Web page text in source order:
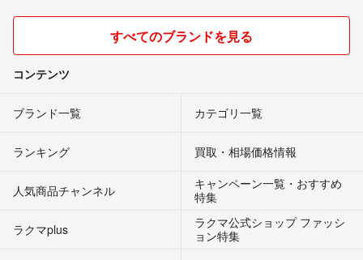
すべてのブランドを見る
コンテンツ
ブランド一覧 カテゴリ一覧
ランキング 買取・相場価格情報
人気商品チャンネル
キャンペーン一覧・おすすめ
特集
ラクマplus
ラクマ公式ショップ ファッシ
ョン特集